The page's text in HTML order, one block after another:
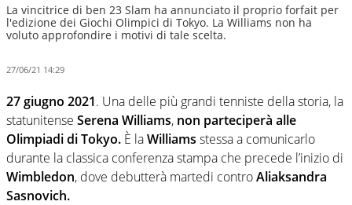
La vincitrice di ben 23 Slam ha annunciato il proprio forfait per
l'edizione dei Giochi Olimpici di Tokyo. La Williams non ha
voluto approfondire i motivi di tale scelta.
27/06/21 14:29
27 giugno 2021. Una delle più grandi tenniste della storia, la
statunitense Serena Williams, non parteciperà alle
Olimpiadi di Tokyo. È laWilliams stessa a comunicarlo
durante la classica conferenza stampa che precede l’inizio di
Wimbledon, dove debutterà martedi controAliaksandra
Sasnovich.